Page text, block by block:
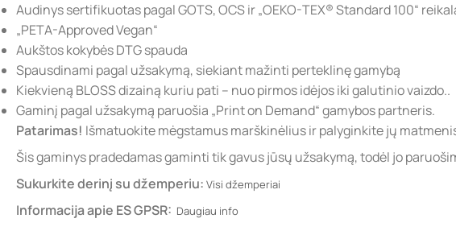
Audinys sertifikuotas pagal GOTS, OCS ir „OEKO-TEX® Standard 100“
„PETA-Approved Vegan“
Aukštos kokybės DTG spauda
Spausdinami pagal užsakymą, siekiant mažinti perteklinę gamybą
Kiekvieną BLOSS dizainą kuriu pati – nuo pirmos idėjos iki galutinio vaizdo..
Gaminį pagal užsakymą paruošia „Print on Demand“ gamybos partneris.
Patarimas! Išmatuokite mėgstamus marškinėlius ir palyginkite jų
Šis gaminys pradedamas gaminti tik gavus jūsų užsakymą, todėl jo
Sukurkite derinį su džemperiu: Visi džemperiai
Informacija apie ES GPSR: Daugiau info